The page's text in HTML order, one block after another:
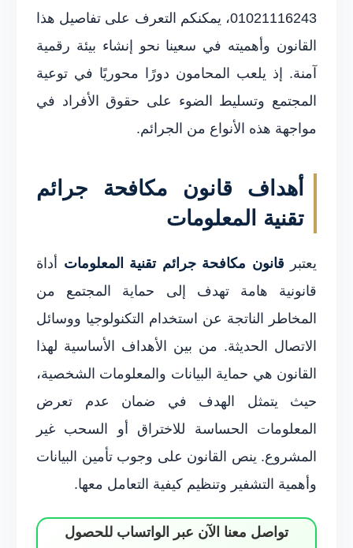
01021116243، يمكنكم التعرف على تفاصيل هذا
القانون وأهميته في سعينا نحو إنشاء بيئة رقمية
آمنة. إذ يلعب المحامون دورًا محوريًا في توعية
المجتمع وتسليط الضوء على حقوق الأفراد في
مواجهة هذه الأنواع من الجرائم.
أهداف قانون مكافحة جرائم
تقنية المعلومات
يعتبر قانون مكافحة جرائم تقنية المعلومات أداة
قانونية هامة تهدف إلى حماية المجتمع من
المخاطر الناتجة عن استخدام التكنولوجيا ووسائل
الاتصال الحديثة. من بين الأهداف الأساسية لهذا
القانون هي حماية البيانات والمعلومات الشخصية،
حيث يتمثل الهدف في ضمان عدم تعرض
المعلومات الحساسة للاختراق أو السحب غير
المشروع. ينص القانون على وجوب تأمين البيانات
وأهمية التشفير وتنظيم كيفية التعامل معها.
تواصل معنا الآن عبر الواتساب للحصول